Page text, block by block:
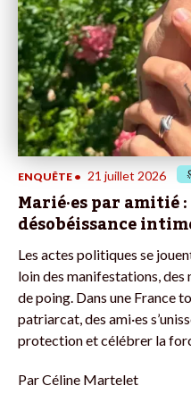
ENQUÊTE • 21 juillet 2026
Marié·es par
désobéissance
Les actes politiques se
loin des manifestations, des
de poing. Dans une France
patriarcat, des ami·es
protection et célébrer la
ParCéline Martelet